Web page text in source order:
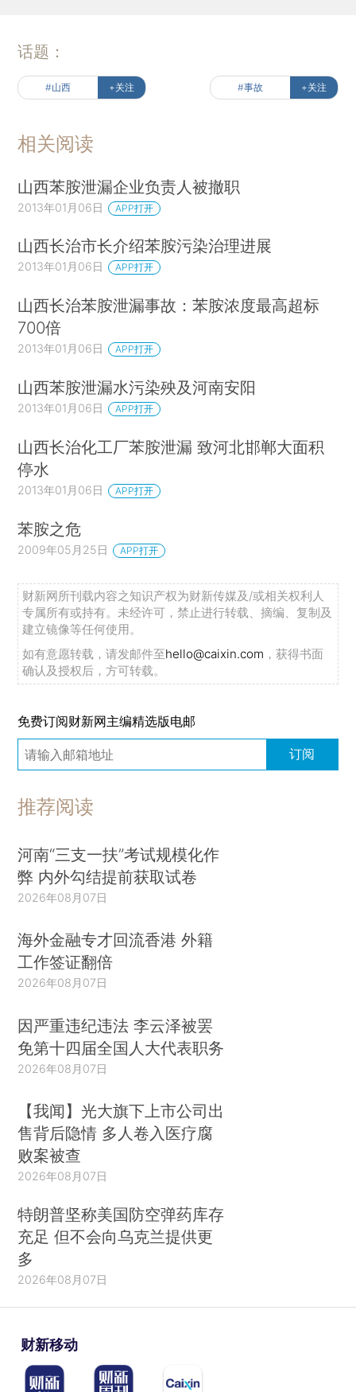
话题：
#山西 +关注 #事故 +关注
相关阅读
山西苯胺泄漏企业负责人被撤职
2013年01月06日 APP打开
山西长治市长介绍苯胺污染治理进展
2013年01月06日 APP打开
山西长治苯胺泄漏事故：苯胺浓度最高超标
700倍
2013年01月06日 APP打开
山西苯胺泄漏水污染殃及河南安阳
2013年01月06日 APP打开
山西长治化工厂苯胺泄漏 致河北邯郸大面积
停水
2013年01月06日 APP打开
苯胺之危
2009年05月25日 APP打开
财新网所刊载内容之知识产权为财新传媒及/或相关权利人
专属所有或持有。未经许可，禁止进行转载、摘编、复制及
建立镜像等任何使用。
如有意愿转载，请发邮件至hello@caixin.com ，获得书面
确认及授权后，方可转载。
免费订阅财新网主编精选版电邮
订阅
推荐阅读
河南“三支一扶”考试规模化作
弊 内外勾结提前获取试卷
2026年08月07日
海外金融专才回流香港 外籍
工作签证翻倍
2026年08月07日
因严重违纪违法 李云泽被罢
免第十四届全国人大代表职务
2026年08月07日
【我闻】光大旗下上市公司出
售背后隐情 多人卷入医疗腐
败案被查
2026年08月07日
特朗普坚称美国防空弹药库存
充足 但不会向乌克兰提供更
多
2026年08月07日
财新移动